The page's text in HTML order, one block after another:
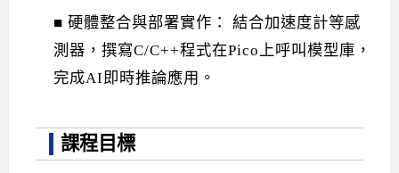
■ 硬體整合與部署實作： 結合加速度計等感
測器，撰寫C/C++程式在Pico上呼叫模型庫，
完成AI即時推論應用。
課程目標